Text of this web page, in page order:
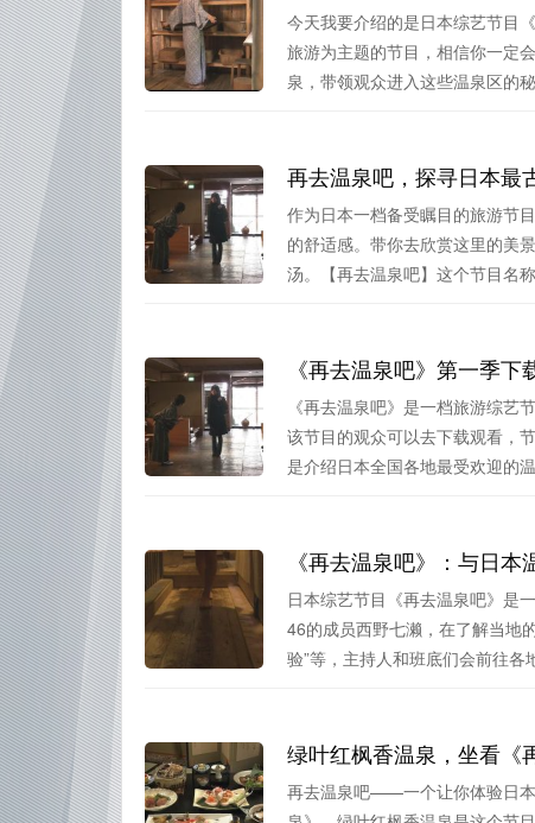
今天我要介绍的是日本综艺节目
旅游为主题的节目，相信你一定
泉，带领观众进入这些温泉区的
再去温泉吧，探寻日本最
作为日本一档备受瞩目的旅游节
的舒适感。带你去欣赏这里的美
汤。【再去温泉吧】这个节目名
《再去温泉吧》第一季
《再去温泉吧》是一档旅游综艺
该节目的观众可以去下载观看，
是介绍日本全国各地最受欢迎的
《再去温泉吧》：与日
日本综艺节目《再去温泉吧》是
46的成员西野七濑，在了解当地
验”等，主持人和班底们会前往各
绿叶红枫香温泉，坐看《
再去温泉吧——一个让你体验日